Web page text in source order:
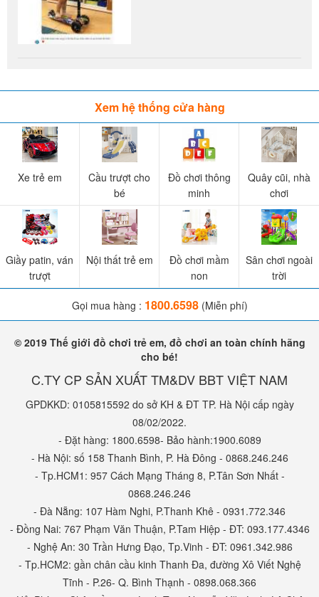
Xem hệ thống cửa hàng
Xe trẻ em
Cầu trượt cho
bé
Đồ chơi thông
minh
Quây cũi, nhà
chơi
Giầy patin, ván
trượt
Nội thất trẻ em
Đồ chơi mầm
non
Sân chơi ngoài
trời
Gọi mua hàng : 1800.6598(Miễn phí)
© 2019 Thế giới đồ chơi trẻ em, đồ chơi an toàn chính hãng
cho bé!
C.TY CP SẢN XUẤT TM&DV BBT VIỆT NAM
GPDKKD: 0105815592 do sở KH & ĐT TP. Hà Nội cấp ngày
08/02/2022.
- Đặt hàng: 1800.6598- Bảo hành:1900.6089
- Hà Nội: số 158 Thanh Bình, P. Hà Đông - 0868.246.246
- Tp.HCM1: 957 Cách Mạng Tháng 8, P.Tân Sơn Nhất -
0868.246.246
- Đà Nẵng: 107 Hàm Nghi, P.Thanh Khê - 0931.772.346
- Đồng Nai: 767 Phạm Văn Thuận, P.Tam Hiệp - ĐT: 093.177.4346
- Nghệ An: 30 Trần Hưng Đạo, Tp.Vinh - ĐT: 0961.342.986
- Tp.HCM2: gần chân cầu kinh Thanh Đa, đường Xô Viết Nghệ
Tĩnh - P.26- Q. Bình Thạnh - 0898.068.366